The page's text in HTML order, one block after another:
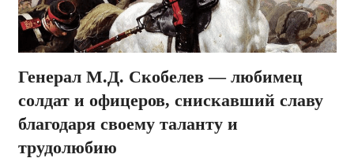
Генерал М.Д. Скобелев — любимец
солдат и офицеров, снискавший славу
благодаря своему таланту и
трудолюбию